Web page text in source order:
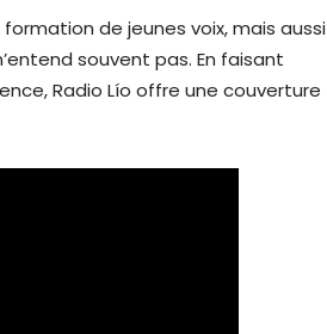
de jeunes voix, mais aussi
souvent pas. En faisant
Radio Lío offre une couverture